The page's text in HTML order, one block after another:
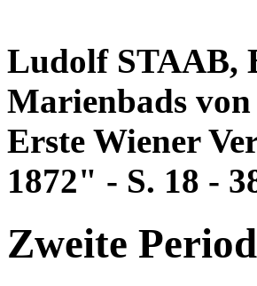
Ludolf STAAB,
Marienbads
Erste Wiener
1872" - S. 18 -
Zweite